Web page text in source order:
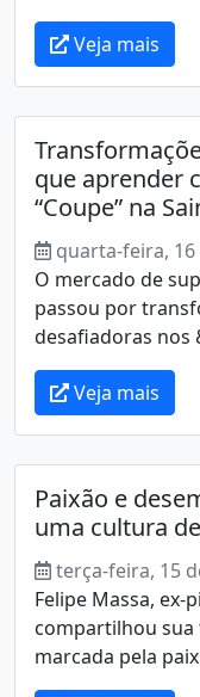
Veja mais
que aprender
“Coupe” na
quarta-feira,
O mercado de
passou por
desafiadoras nos
Veja mais
Paixão e
uma cultura
terça-feira, 15
Felipe Massa, ex-
compartilhou
marcada pela